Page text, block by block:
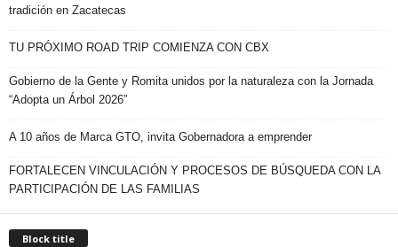
tradición en Zacatecas
TU PRÓXIMO ROAD TRIP COMIENZA CON CBX
Gobierno de la Gente y Romita unidos por la naturaleza con la Jornada
“Adopta un Árbol 2026”
A 10 años de Marca GTO, invita Gobernadora a emprender
FORTALECEN VINCULACIÓN Y PROCESOS DE BÚSQUEDA CON LA
PARTICIPACIÓN DE LAS FAMILIAS
Block title